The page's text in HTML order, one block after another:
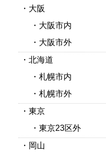
大阪
大阪市内
大阪市外
北海道
札幌市内
札幌市外
東京
東京23区外
岡山